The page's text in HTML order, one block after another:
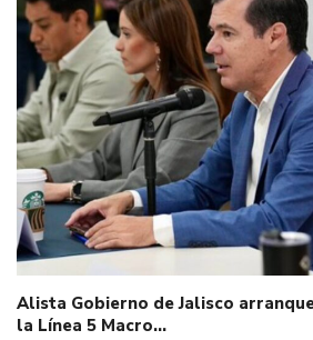
Alista Gobierno de Jalisco
la Línea 5 Macro…